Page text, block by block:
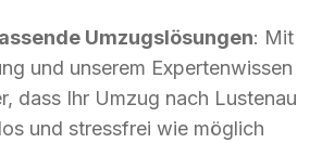
Umzugslösungen: Mit
und unserem Expertenwissen
dass Ihr Umzug nach Lustenau
und stressfrei wie möglich